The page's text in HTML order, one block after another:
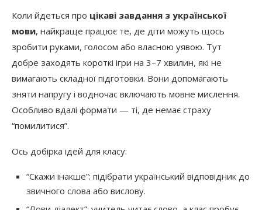
Коли йдеться про цікаві завдання з української
мови, найкраще працює те, де діти можуть щось
зробити руками, голосом або власною уявою. Тут
добре заходять короткі ігри на 3–7 хвилин, які не
вимагають складної підготовки. Вони допомагають
зняти напругу і водночас включають мовне мислення.
Особливо вдалі формати — ті, де немає страху
“помилитися”.
Ось добірка ідей для класу:
“Скажи інакше”: підібрати український відповідник до
звичного слова або вислову.